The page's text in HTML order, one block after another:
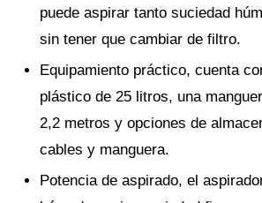
puede aspirar tanto suciedad
sin tener que cambiar de filtro.
Equipamiento práctico, cuenta
plástico de 25 litros, una
2,2 metros y opciones de
cables y manguera.
Potencia de aspirado, el